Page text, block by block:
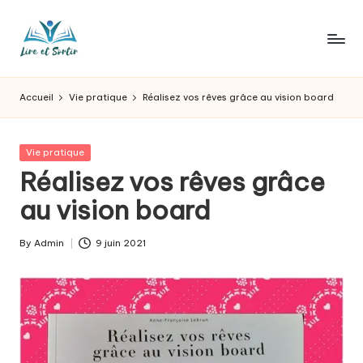
L
ir
e
e
t
s
o
r
t
ir
pour
les
goûts,
des
pour
Accueil Vie pratique Réalisez vos rêves grâce au vision board
Posted
Vie pratique
Réalisez vos rêves grâce
au vision board
Posted
By Admin 9 juin 2021